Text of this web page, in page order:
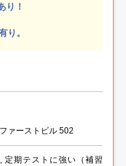
り！
り。
ァーストビル 502
定期テストに強い（補習